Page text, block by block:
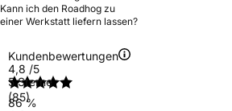
Kann ich den Roadhog zu
einer Werkstatt liefern lassen?
Kundenbewertungen
4,8 /5
(85)
5 Sterne
86 %